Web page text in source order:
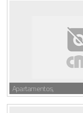
Apartamentos,